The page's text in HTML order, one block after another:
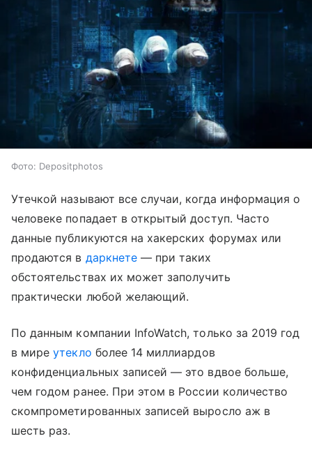
Фото: Depositphotos
Утечкой называют все случаи, когда информация о
человеке попадает в открытый доступ. Часто
данные публикуются на хакерских форумах или
продаются в даркнете— при таких
обстоятельствах их может заполучить
практически любой желающий.
По данным компании InfoWatch, только за 2019 год
в мире утекло более 14 миллиардов
конфиденциальных записей — это вдвое больше,
чем годом ранее. При этом в России количество
скомпрометированных записей выросло аж в
шесть раз.